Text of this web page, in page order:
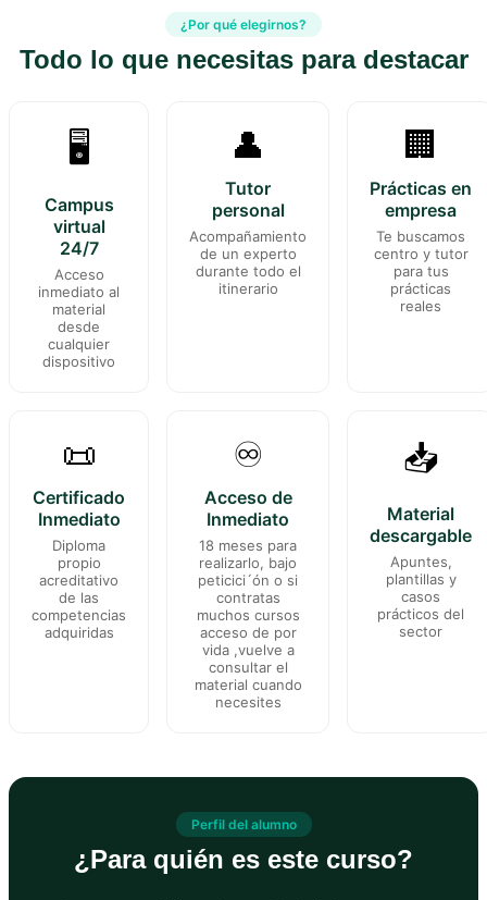
¿Por qué elegirnos?
Todo lo que necesitas para destacar
🖥️
Campus
virtual
24/7
Acceso
inmediato al
material
desde
cualquier
dispositivo
👤
Tutor
personal
Acompañamiento
de un experto
durante todo el
itinerario
🏢
Prácticas en
empresa
Te buscamos
centro y tutor
para tus
prácticas
reales
📜
Certificado
Inmediato
Diploma
propio
acreditativo
de las
competencias
adquiridas
♾️
Acceso de
Inmediato
18 meses para
realizarlo, bajo
peticici´ón o si
contratas
muchos cursos
acceso de por
vida ,vuelve a
consultar el
material cuando
necesites
📥
Material
descargable
Apuntes,
plantillas y
casos
prácticos del
sector
Perfil del alumno
¿Para quién es este curso?